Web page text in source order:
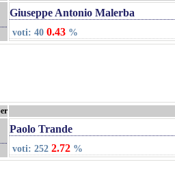
Giuseppe Antonio Malerba
voti: 40 0.43 %
Paolo Trande
voti: 252 2.72 %